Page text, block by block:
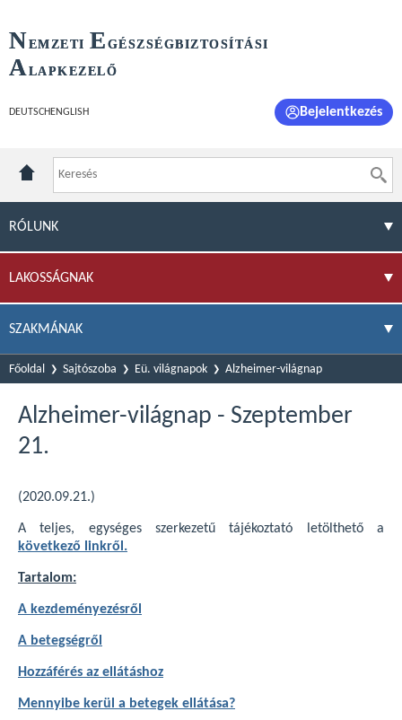
NEMZETI E GÉSZSÉGBIZTOSÍTÁSI
ALAPKEZELŐ
DEUTSCH ENGLISH Bejelentkezés
RÓLUNK
LAKOSSÁGNAK
SZAKMÁNAK
Főoldal Sajtószoba Eü. világnapok Alzheimer-világnap
Alzheimer-világnap - Szeptember
21.
(2020.09.21.)
A teljes, egységes szerkezetű tájékoztató letölthető a
következő linkről.
Tartalom:
A kezdeményezésről
A betegségről
Hozzáférés az ellátáshoz
Mennyibe kerül a betegek ellátása?